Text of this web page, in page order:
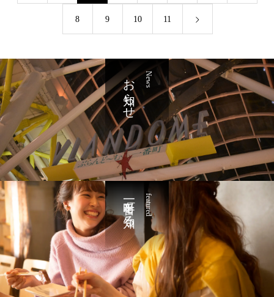
8 9 10 11
News
お知らせ
featured
一番町を知る